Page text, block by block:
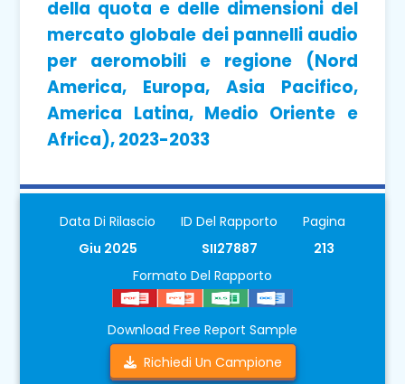
della quota e delle dimensioni del
mercato globale dei pannelli audio
per aeromobili e regione (Nord
America, Europa, Asia Pacifico,
America Latina, Medio Oriente e
Africa), 2023-2033
Data Di Rilascio
Giu 2025
ID Del Rapporto
SII27887
Pagina
213
Formato Del Rapporto
Download Free Report Sample
Richiedi Un Campione